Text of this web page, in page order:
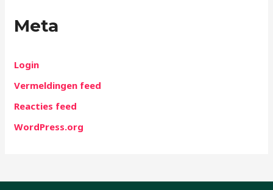
Meta
Login
Vermeldingen feed
Reacties feed
WordPress.org